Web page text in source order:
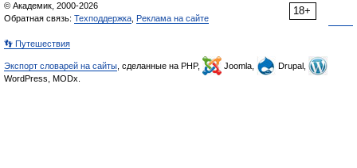
18+
© Академик, 2000-2026
Обратная связь: Техподдержка Реклама на сайте
👣 Путешествия
Экспорт словарей на сайты , сделанные на PHP, Joomla,
Drupal,
WordPress, MODx.